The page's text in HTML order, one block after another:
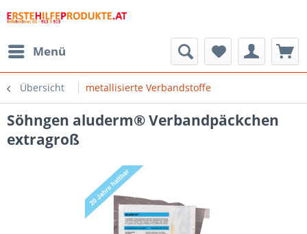
Menü
Übersicht metallisierte Verbandstoffe
Söhngen aluderm® Verbandpäckchen
extragroß